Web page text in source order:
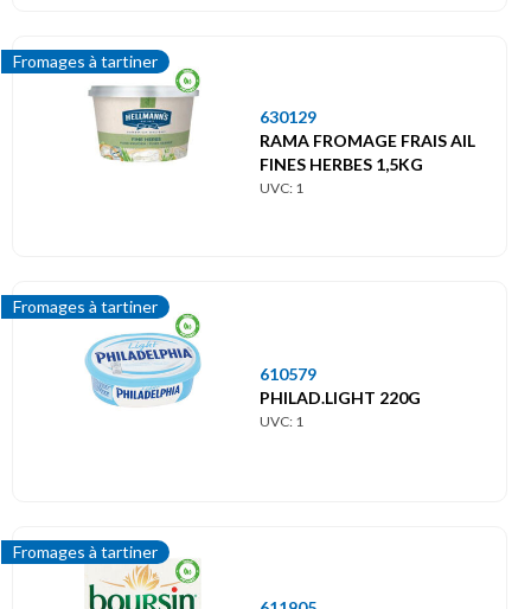
Fromages à tartiner
630129
RAMA FROMAGE FRAIS AIL
FINES HERBES 1,5KG
UVC: 1
Fromages à tartiner
610579
PHILAD.LIGHT 220G
UVC: 1
Fromages à tartiner